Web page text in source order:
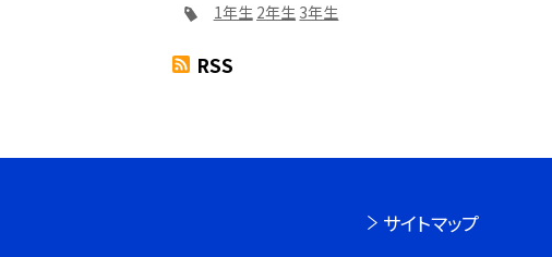
1年生 2年生 3年生
RSS
サイトマップ